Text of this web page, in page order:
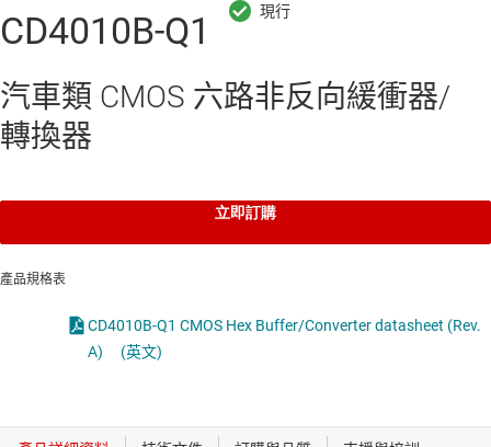
CD4010B-Q1
汽車類 CMOS 六路非反向緩衝器/
轉換器
立即訂購
產品規格表
CD4010B-Q1 CMOS Hex Buffer/Converter datasheet (Rev.
A)
(英文)